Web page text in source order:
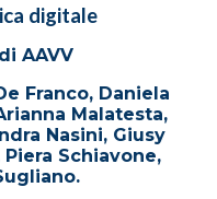
digitale
di AAVV
Franco, Daniela
Malatesta,
Nasini, Giusy
Schiavone,